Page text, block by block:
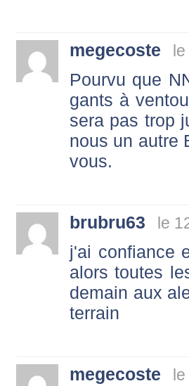
megecoste
Pourvu que
gants à
sera pas trop
nous un autre
vous.
brubru63 le
j'ai confiance
alors toutes
demain aux
terrain
megecoste